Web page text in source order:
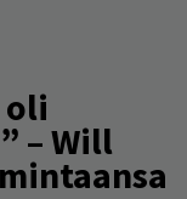
oli
– Will